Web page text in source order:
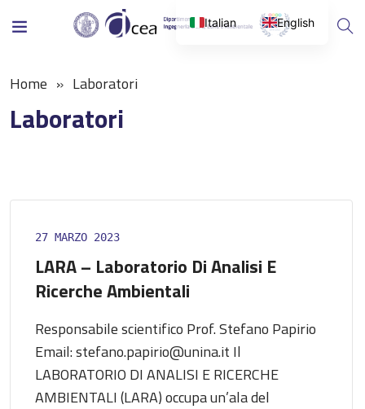
Home Laboratori
Laboratori
27 MARZO 2023
LARA – Laboratorio Di Analisi E
Ricerche Ambientali
Responsabile scientifico Prof. Stefano Papirio
Email: stefano.papirio@unina.it Il
LABORATORIO DI ANALISI E RICERCHE
AMBIENTALI (LARA) occupa un’ala del
Italian English